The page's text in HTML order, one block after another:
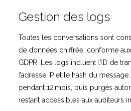
Gestion des logs
Toutes les conversations sont
de données chiffrée, conforme
GDPR. Les logs incluent l’ID de
l’adresse IP et le hash du
pendant 12 mois, puis purgés
restant accessibles aux auditeurs